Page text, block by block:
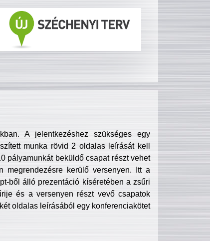
A jelentkezéshez szükséges egy
munka rövid 2 oldalas leírását kell
pályamunkát beküldő csapat részt vehet
megrendezésre kerülő versenyen. Itt a
ből álló prezentáció kíséretében a zsűri
és a versenyen részt vevő csapatok
oldalas leírásából egy konferenciakötet